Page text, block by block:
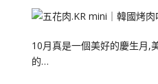
10月真是一個美好的慶生月,
的…